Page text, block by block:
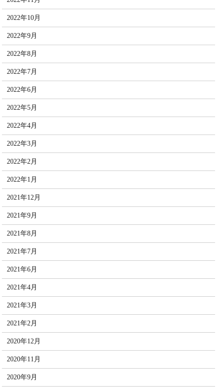
2022年10月
2022年9月
2022年8月
2022年7月
2022年6月
2022年5月
2022年4月
2022年3月
2022年2月
2022年1月
2021年12月
2021年9月
2021年8月
2021年7月
2021年6月
2021年4月
2021年3月
2021年2月
2020年12月
2020年11月
2020年9月